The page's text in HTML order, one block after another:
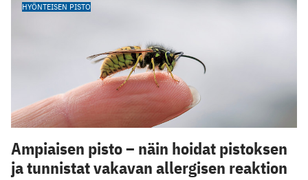
HYÖNTEISEN PISTO
Ampiaisen pisto – näin hoidat pistoksen
ja tunnistat vakavan allergisen reaktion